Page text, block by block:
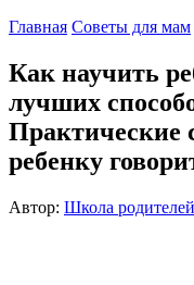
Главная Советы для мам
Как научить
лучших
Практические
ребенку
Автор: Школа